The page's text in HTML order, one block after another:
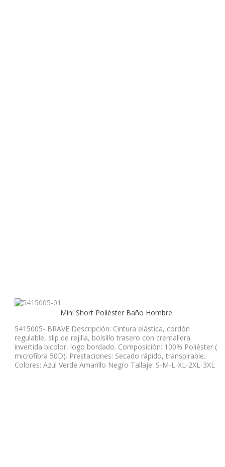
Mini Short Poliéster Baño Hombre
5415005- BRAVE Descripción: Cintura elástica, cordón
regulable, slip de rejilla, bolsillo trasero con cremallera
invertida bicolor, logo bordado. Composición: 100% Poliéster (
microfibra 50D). Prestaciones: Secado rápido, transpirable.
Colores: Azul Verde Amarillo Negro Tallaje: S-M-L-XL-2XL-3XL